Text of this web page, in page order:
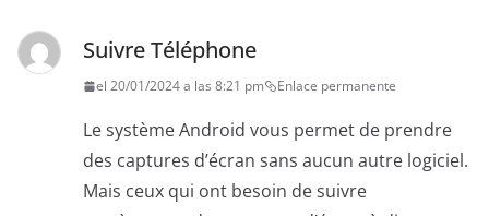
Suivre Téléphone
el 20/01/2024 a las 8:21 pm Enlace permanente
Le système Android vous permet de prendre
des captures d’écran sans aucun autre logiciel.
Mais ceux qui ont besoin de suivre